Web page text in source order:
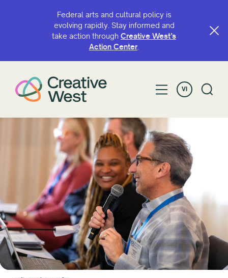
Federal arts and cultural policy is
evolving rapidly. Stay informed and
take action through Creative West’s
Action Center.
VI